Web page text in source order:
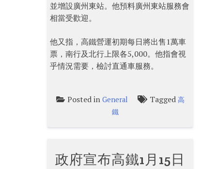
並增設廣州東站。他預料廣州東站服務會
相當受歡迎。
他又指，高鐵營運初期每日將出售1萬車
票，南行及北行上限各5,000。他指會視
乎情況需要，檢討直通車服務。
Posted in General Tagged 高
鐵
政府宣布高鐵1月15日